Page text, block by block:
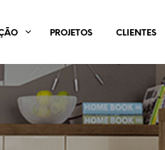
PROJETOS CLIENTES